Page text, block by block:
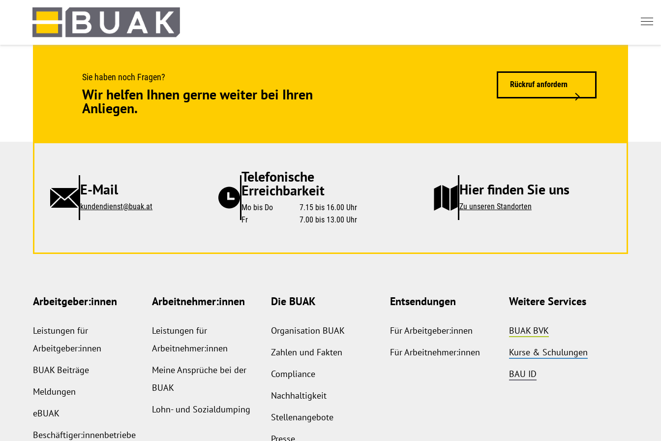
Sie haben noch Fragen?
Wir helfen Ihnen gerne weiter bei Ihren
Anliegen.
Rückruf anfordern
E-Mail
kundendienst@buak.at
Telefonische
Erreichbarkeit
Mo bis Do
7.15 bis 16.00 Uhr
Fr
7.00 bis 13.00 Uhr
Hier finden Sie uns
Zu unseren Standorten
Arbeitgeber:innen
Leistungen für
Arbeitgeber:innen
BUAK Beiträge
Meldungen
eBUAK
Beschäftiger:innenbetriebe
Arbeitnehmer:innen
Leistungen für
Arbeitnehmer:innen
Meine Ansprüche bei der
BUAK
Lohn- und Sozialdumping
Die BUAK
Organisation BUAK
Zahlen und Fakten
Compliance
Nachhaltigkeit
Stellenangebote
Presse
Entsendungen
Für Arbeitgeber:innen
Für Arbeitnehmer:innen
Weitere Services
BUAK BVK
Kurse & Schulungen
BAU ID